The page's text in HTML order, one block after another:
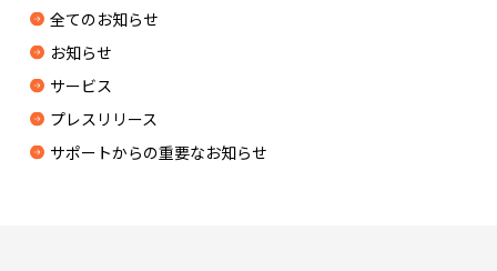
全てのお知らせ
お知らせ
サービス
プレスリリース
サポートからの重要なお知らせ